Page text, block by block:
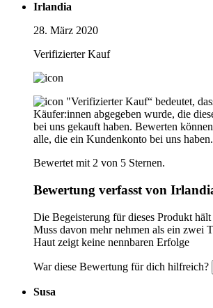
Irlandia
28. März 2020
Verifizierter Kauf
"Verifizierter Kauf“ bedeutet,
Käufer:innen abgegeben wurde, die
bei uns gekauft haben. Bewerten
alle, die ein Kundenkonto bei uns haben.
Bewertet mit 2 von 5 Sternen.
Bewertung verfasst von
Die Begeisterung für dieses Produkt
Muss davon mehr nehmen als ein zwei
Haut zeigt keine nennbaren Erfolge
War diese Bewertung für dich hilfreich?
Susa